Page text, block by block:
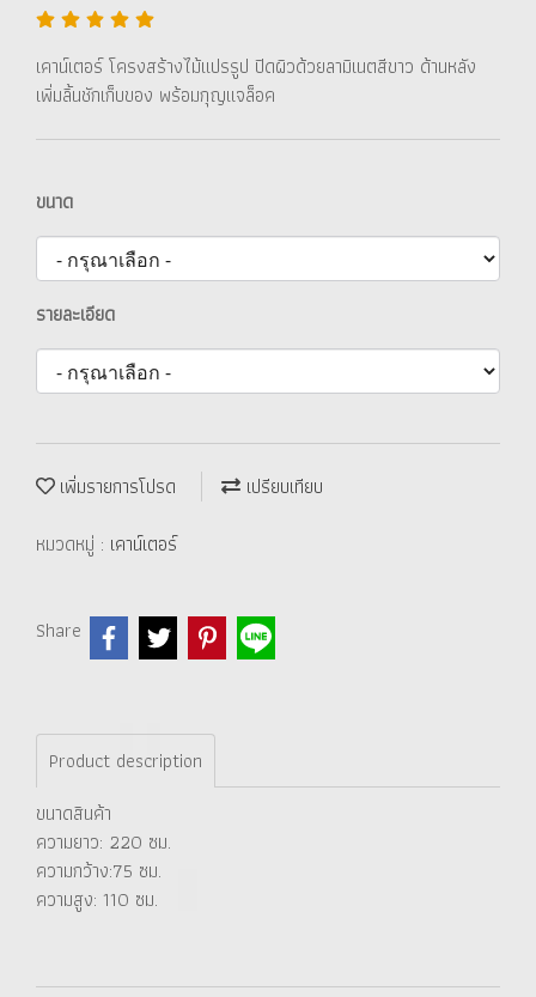
เคาน์เตอร์ โครงสร้างไม้แปรรูป ปิดผิวด้วยลามิเนตสีขาว ด้านหลัง
เพิ่มลิ้นชักเก็บของ พร้อมกุญแจล็อค
ขนาด
รายละเอียด
เพิ่มรายการโปรด
เปรียบเทียบ
หมวดหมู่ : เคาน์เตอร์
Share
Product description
ขนาดสินค้า
ความยาว: 220 ซม.
ความกว้าง:75 ซม.
ความสูง: 110 ซม.